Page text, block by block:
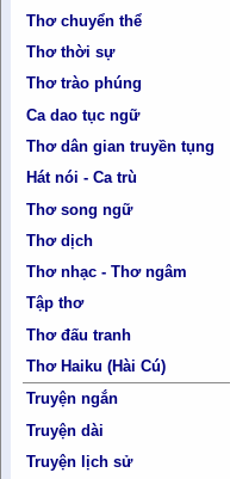
Thơ chuyển thể
Thơ thời sự
Thơ trào phúng
Ca dao tục ngữ
Thơ dân gian truyền tụng
Hát nói - Ca trù
Thơ song ngữ
Thơ dịch
Thơ nhạc - Thơ ngâm
Tập thơ
Thơ đấu tranh
Thơ Haiku (Hài Cú)
Truyện ngắn
Truyện dài
Truyện lịch sử